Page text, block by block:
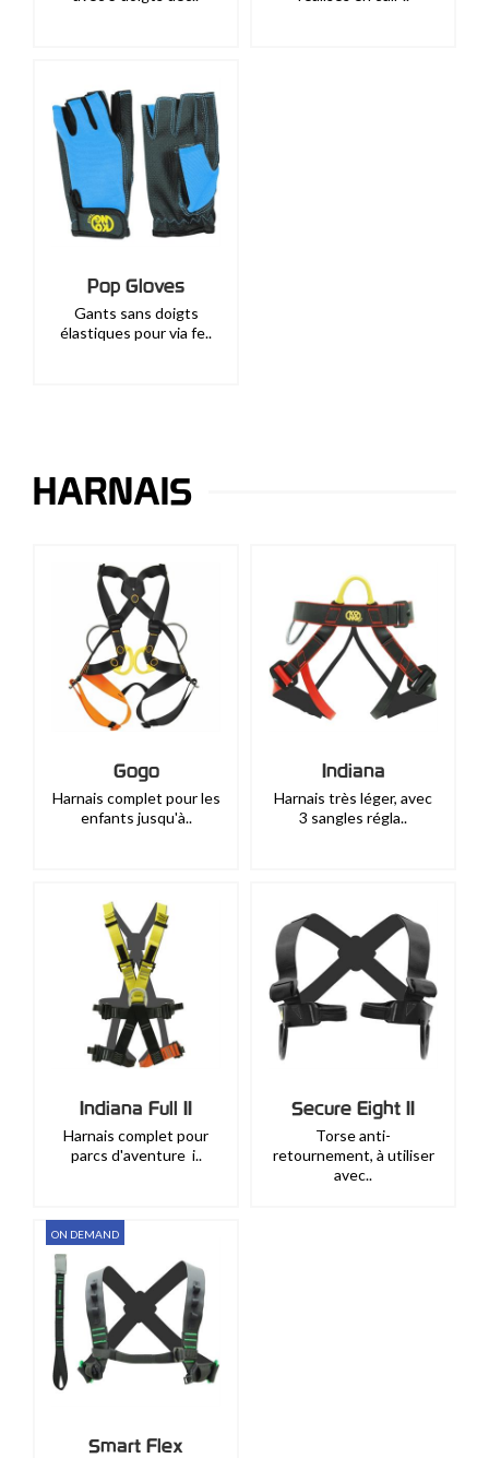
Pop Gloves
Gants sans doigts
élastiques pour via fe..
HARNAIS
Gogo
Harnais complet pour les
enfants jusqu'à..
Indiana
Harnais très léger, avec
3 sangles régla..
Indiana Full II
Harnais complet pour
parcs d'aventure i..
Secure Eight II
Torse anti-
retournement, à utiliser
avec..
ON DEMAND
Smart Flex